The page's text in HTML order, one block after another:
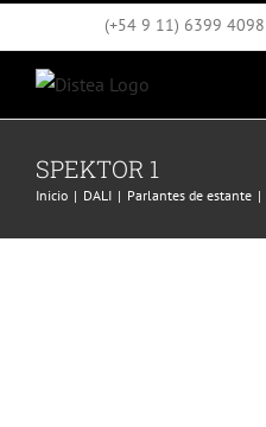
al
contenido
(+54 9 11) 6399 4098
SPEKTOR 1
Inicio DALI Parlantes de estante